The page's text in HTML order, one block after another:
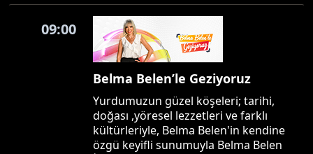
09:00
Belma Belen’le Geziyoruz
Yurdumuzun güzel köşeleri; tarihi,
doğası ,yöresel lezzetleri ve farklı
kültürleriyle, Belma Belen'in kendine
özgü keyifli sunumuyla Belma Belen